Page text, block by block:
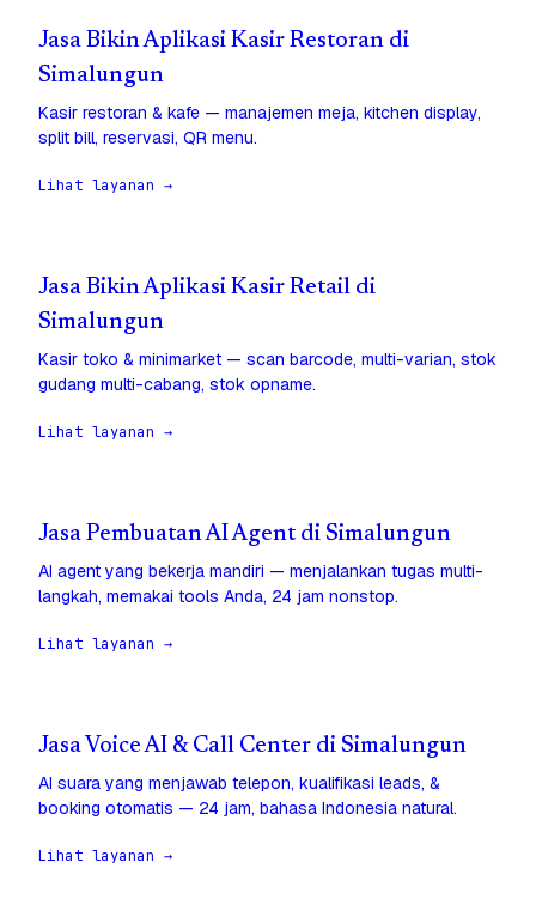
Jasa Bikin Aplikasi Kasir Restoran di
Simalungun
Kasir restoran & kafe — manajemen meja, kitchen display,
split bill, reservasi, QR menu.
Lihat layanan →
Jasa Bikin Aplikasi Kasir Retail di
Simalungun
Kasir toko & minimarket — scan barcode, multi-varian, stok
gudang multi-cabang, stok opname.
Lihat layanan →
Jasa Pembuatan AI Agent di Simalungun
AI agent yang bekerja mandiri — menjalankan tugas multi-
langkah, memakai tools Anda, 24 jam nonstop.
Lihat layanan →
Jasa Voice AI & Call Center di Simalungun
AI suara yang menjawab telepon, kualifikasi leads, &
booking otomatis — 24 jam, bahasa Indonesia natural.
Lihat layanan →